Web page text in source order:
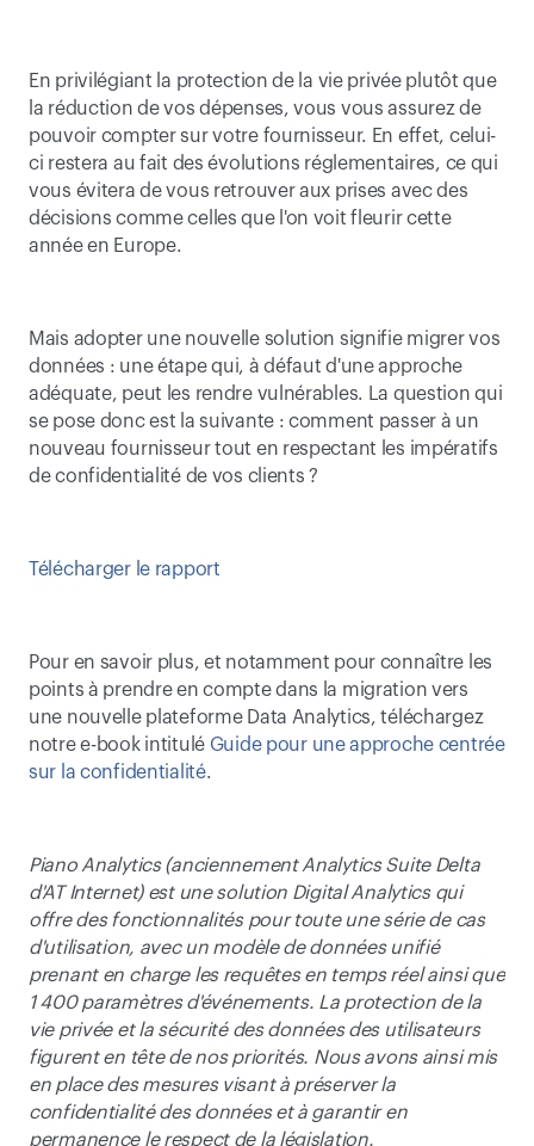
En privilégiant la protection de la vie privée plutôt que
la réduction de vos dépenses, vous vous assurez de
pouvoir compter sur votre fournisseur. En effet, celui-
ci restera au fait des évolutions réglementaires, ce qui
vous évitera de vous retrouver aux prises avec des
décisions comme celles que l'on voit fleurir cette
année en Europe.
Mais adopter une nouvelle solution signifie migrer vos
données : une étape qui, à défaut d'une approche
adéquate, peut les rendre vulnérables. La question qui
se pose donc est la suivante : comment passer à un
nouveau fournisseur tout en respectant les impératifs
de confidentialité de vos clients ?
Télécharger le rapport
Pour en savoir plus, et notamment pour connaître les
points à prendre en compte dans la migration vers
une nouvelle plateforme Data Analytics, téléchargez
notre e-book intitulé Guide pour une approche centrée
sur la confidentialité.
Piano Analytics (anciennement Analytics Suite Delta
d'AT Internet) est une solution Digital Analytics qui
offre des fonctionnalités pour toute une série de cas
d'utilisation, avec un modèle de données unifié
prenant en charge les requêtes en temps réel ainsi que
1 400 paramètres d'événements. La protection de la
vie privée et la sécurité des données des utilisateurs
figurent en tête de nos priorités. Nous avons ainsi mis
en place des mesures visant à préserver la
confidentialité des données et à garantir en
permanence le respect de la législation.